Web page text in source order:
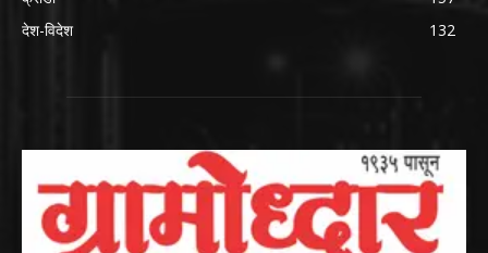
देश-विदेश
132